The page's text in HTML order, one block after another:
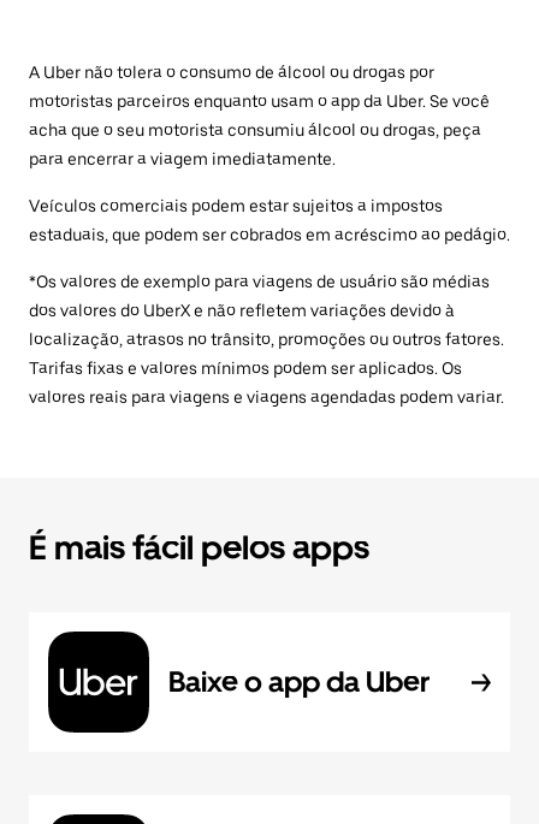
A Uber não tolera o consumo de álcool ou drogas por
motoristas parceiros enquanto usam o app da Uber. Se você
acha que o seu motorista consumiu álcool ou drogas, peça
para encerrar a viagem imediatamente.
Veículos comerciais podem estar sujeitos a impostos
estaduais, que podem ser cobrados em acréscimo ao pedágio.
*Os valores de exemplo para viagens de usuário são médias
dos valores do UberX e não refletem variações devido à
localização, atrasos no trânsito, promoções ou outros fatores.
Tarifas fixas e valores mínimos podem ser aplicados. Os
valores reais para viagens e viagens agendadas podem variar.
É mais fácil pelos apps
Baixe o app da Uber